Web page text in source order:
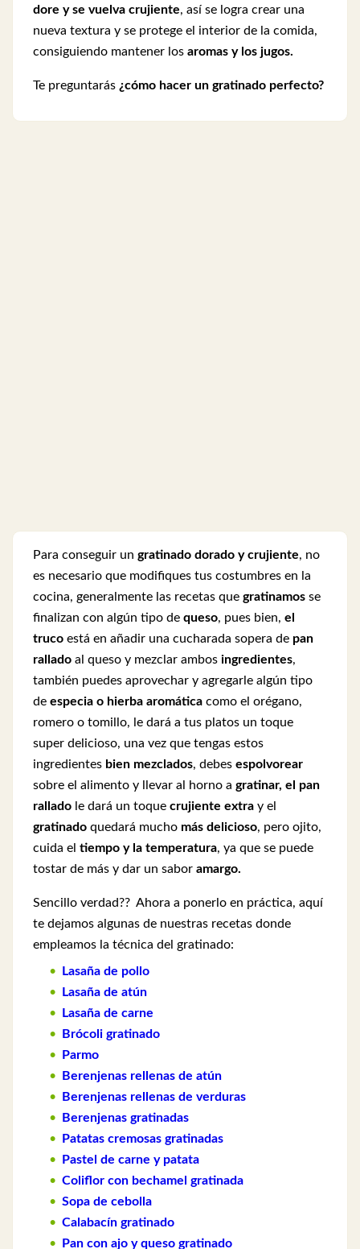
dore y se vuelva crujiente, así se logra crear una
nueva textura y se protege el interior de la comida,
consiguiendo mantener los aromas y los jugos.
Te preguntarás ¿cómo hacer un gratinado perfecto?
Para conseguir un gratinado dorado y crujiente, no
es necesario que modifiques tus costumbres en la
cocina, generalmente las recetas que gratinamos se
finalizan con algún tipo de queso, pues bien, el
truco está en añadir una cucharada sopera de pan
rallado al queso y mezclar ambos ingredientes,
también puedes aprovechar y agregarle algún tipo
de especia o hierba aromática como el orégano,
romero o tomillo, le dará a tus platos un toque
super delicioso, una vez que tengas estos
ingredientes bien mezclados, debes espolvorear
sobre el alimento y llevar al horno a gratinar, el pan
rallado le dará un toque crujiente extra y el
gratinado quedará mucho más delicioso, pero ojito,
cuida el tiempo y la temperatura, ya que se puede
tostar de más y dar un sabor amargo.
Sencillo verdad?? Ahora a ponerlo en práctica, aquí
te dejamos algunas de nuestras recetas donde
empleamos la técnica del gratinado:
Lasaña de pollo
Lasaña de atún
Lasaña de carne
Brócoli gratinado
Parmo
Berenjenas rellenas de atún
Berenjenas rellenas de verduras
Berenjenas gratinadas
Patatas cremosas gratinadas
Pastel de carne y patata
Coliflor con bechamel gratinada
Sopa de cebolla
Calabacín gratinado
Pan con ajo y queso gratinado